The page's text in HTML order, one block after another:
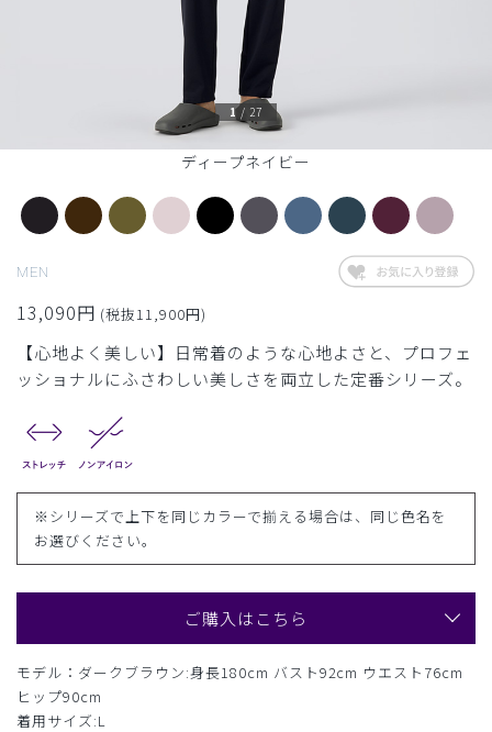
ディープネイビー
1/ 27
MEN
13,090円 (税抜11,900円)
【心地よく美しい】日常着のような心地よさと、プロフェ
ッショナルにふさわしい美しさを両立した定番シリーズ。
※シリーズで上下を同じカラーで揃える場合は、同じ色名を
お選びください。
ご購入はこちら
モデル：ダークブラウン:身長180cm バスト92cm ウエスト76cm
ヒップ90cm
着用サイズ:L